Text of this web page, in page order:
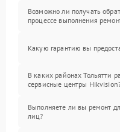
Возможно ли получать
процессе выполнения
Какую гарантию вы
В каких районах Тольятти
сервисные центры
Выполняете ли вы ремонт
лиц?